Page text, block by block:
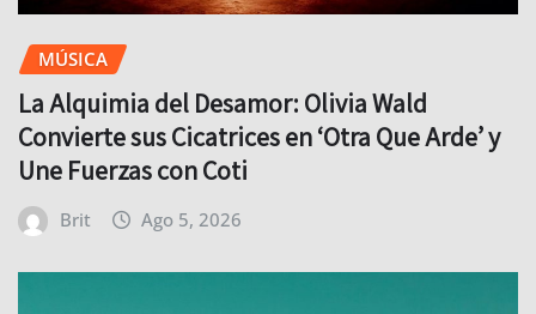
MÚSICA
La Alquimia del Desamor: Olivia Wald
Convierte sus Cicatrices en ‘Otra Que Arde’ y
Une Fuerzas con Coti
Brit Ago 5, 2026